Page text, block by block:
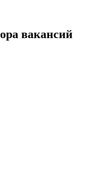
вакансий